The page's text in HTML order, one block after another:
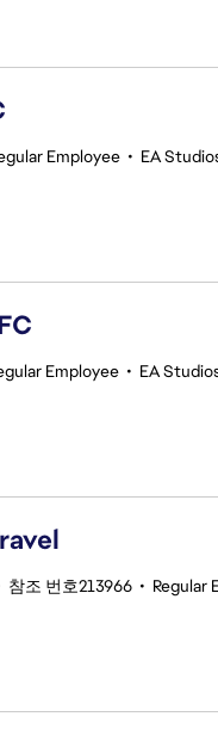
Employee • EA
Employee • EA
참조 번호213966 • Regular